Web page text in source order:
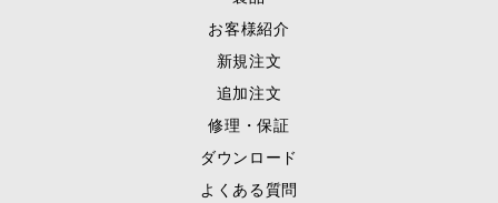
お客様紹介
新規注文
追加注文
修理・保証
ダウンロード
よくある質問